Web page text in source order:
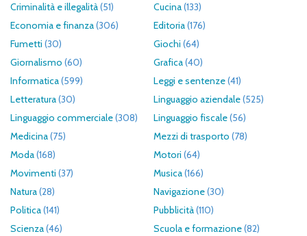
Criminalità e illegalità(51) Cucina(133)
Economia e finanza(306) Editoria(176)
Fumetti (30) Giochi (64)
Giornalismo (60) Grafica(40)
Informatica(599) Leggi e sentenze(41)
Letteratura(30) Linguaggio aziendale(525)
Linguaggio commerciale(308) Linguaggio fiscale(56)
Medicina(75) Mezzi di trasporto (78)
Moda(168) Motori (64)
Movimenti (37) Musica(166)
Natura(28) Navigazione(30)
Politica(141) Pubblicità(110)
Scienza(46) Scuola e formazione(82)